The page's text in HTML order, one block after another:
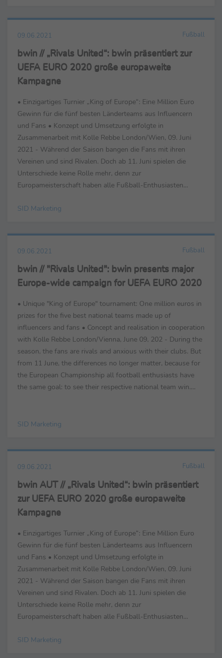
09.06.2021 Fußball
bwin // „Rivals United“: bwin präsentiert zur
UEFA EURO 2020 große europaweite
Kampagne
• Einzigartiges Turnier „King of Europe“: Eine Million Euro
Gewinn für die fünf besten Länderteams aus Influencern
und Fans • Konzept und Umsetzung erfolgte in
Zusammenarbeit mit Kolle Rebbe London/Wien, 09. Juni
2021 - Während der Saison bangen die Fans mit ihren
Vereinen und sind Rivalen. Doch ab 11. Juni spielen die
Unterschiede keine Rolle mehr, denn zur
Europameisterschaft haben alle Fußball-Enthusiasten
sehen. In ...
SID Marketing
09.06.2021 Fußball
bwin // "Rivals United": bwin presents major
Europe-wide campaign for UEFA EURO 2020
• Unique "King of Europe" tournament: One million euros in
prizes for the five best national teams made up of
influencers and fans • Concept and realisation in cooperation
with Kolle Rebbe London/Vienna, June 09, 202 - During the
season, the fans are rivals and anxious with their clubs. But
from 11 June, the differences no longer matter, because for
the European Championship all football enthusiasts have
the same goal: to see their respective national team win.
SID Marketing
09.06.2021 Fußball
bwin AUT // „Rivals United“: bwin präsentiert
zur UEFA EURO 2020 große europaweite
Kampagne
• Einzigartiges Turnier „King of Europe“: Eine Million Euro
Gewinn für die fünf besten Länderteams aus Influencern
und Fans • Konzept und Umsetzung erfolgte in
Zusammenarbeit mit Kolle Rebbe London/Wien, 09. Juni
2021 - Während der Saison bangen die Fans mit ihren
Vereinen und sind Rivalen. Doch ab 11. Juni spielen die
Unterschiede keine Rolle mehr, denn zur
Europameisterschaft haben alle Fußball-Enthusiasten
sehen. In ...
SID Marketing